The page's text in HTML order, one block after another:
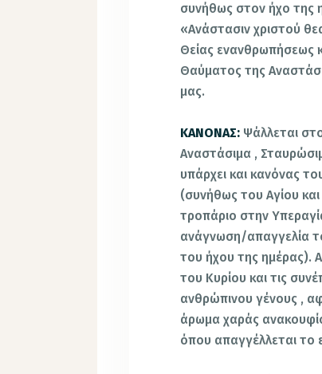
συνήθως στον ήχο της
«Ανάστασιν χριστού
Θείας ενανθρωπήσεως
Θαύματος της
μας.
ΚΑΝΟΝΑΣ: Ψάλλεται
Αναστάσιμα ,
υπάρχει και κανόνας
(συνήθως του Αγίου
τροπάριο στην
ανάγνωση/απαγγελία
του ήχου της ημέρας).
του Κυρίου και τις
ανθρώπινου γένους ,
άρωμα χαράς
όπου απαγγέλλεται το